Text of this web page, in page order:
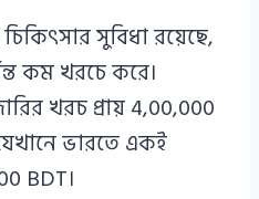
সুবিধা রয়েছে,
কম খরচে করে।
খরচ প্রায় 4,00,000
ভারতে একই
BDT।